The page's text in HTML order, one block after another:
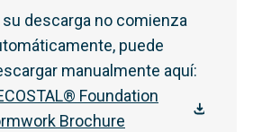
su descarga no comienza
puede
manualmente aquí:
Foundation
Brochure